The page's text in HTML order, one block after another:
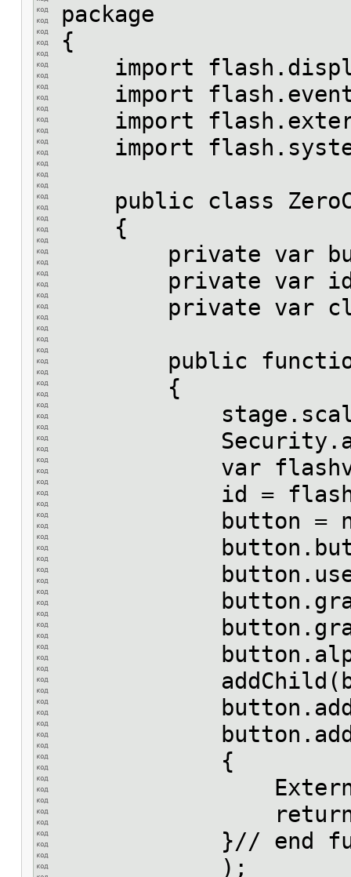
package
{
import
import
import
import
public class
{
private var
private var
private var
public function
{
stage.scaleMode
var flashvars:* =
id =
button = new
{
}// end
);